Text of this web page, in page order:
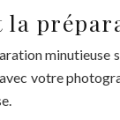
votre